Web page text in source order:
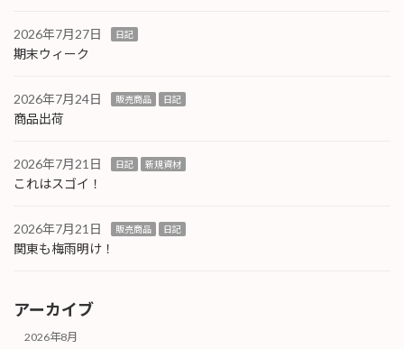
2026年7月27日 日記
期末ウィーク
2026年7月24日 販売商品 日記
商品出荷
2026年7月21日 日記 新規資材
これはスゴイ！
2026年7月21日 販売商品 日記
関東も梅雨明け！
アーカイブ
2026年8月